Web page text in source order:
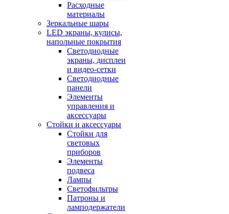
Расходные
материалы
Зеркальные шары
LED экраны, кулисы,
напольные покрытия
Светодиодные
экраны, дисплеи
и видео-сетки
Светодиодные
панели
Элементы
управления и
аксессуары
Стойки и аксессуары
Стойки для
световых
приборов
Элементы
подвеса
Лампы
Светофильтры
Патроны и
ламподержатели